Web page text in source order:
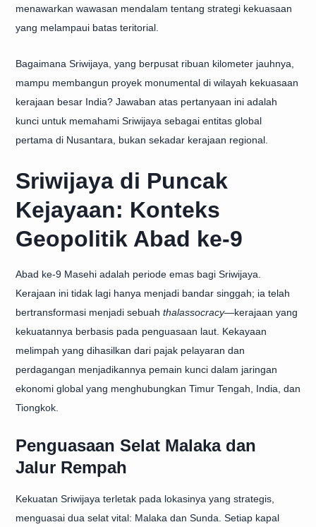
menawarkan wawasan mendalam tentang strategi kekuasaan
yang melampaui batas teritorial.
Bagaimana Sriwijaya, yang berpusat ribuan kilometer jauhnya,
mampu membangun proyek monumental di wilayah kekuasaan
kerajaan besar India? Jawaban atas pertanyaan ini adalah
kunci untuk memahami Sriwijaya sebagai entitas global
pertama di Nusantara, bukan sekadar kerajaan regional.
Sriwijaya di Puncak
Kejayaan: Konteks
Geopolitik Abad ke-9
Abad ke-9 Masehi adalah periode emas bagi Sriwijaya.
Kerajaan ini tidak lagi hanya menjadi bandar singgah; ia telah
bertransformasi menjadi sebuah thalassocracy—kerajaan yang
kekuatannya berbasis pada penguasaan laut. Kekayaan
melimpah yang dihasilkan dari pajak pelayaran dan
perdagangan menjadikannya pemain kunci dalam jaringan
ekonomi global yang menghubungkan Timur Tengah, India, dan
Tiongkok.
Penguasaan Selat Malaka dan
Jalur Rempah
Kekuatan Sriwijaya terletak pada lokasinya yang strategis,
menguasai dua selat vital: Malaka dan Sunda. Setiap kapal